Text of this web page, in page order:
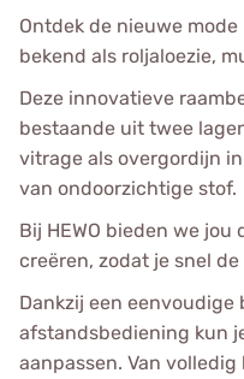
Ontdek de nieuwe
bekend als roljaloezie,
Deze innovatieve
bestaande uit twee
vitrage als overgordijn
van ondoorzichtige stof.
Bij HEWO bieden we
creëren, zodat je snel
Dankzij een
afstandsbediening kun
aanpassen. Van